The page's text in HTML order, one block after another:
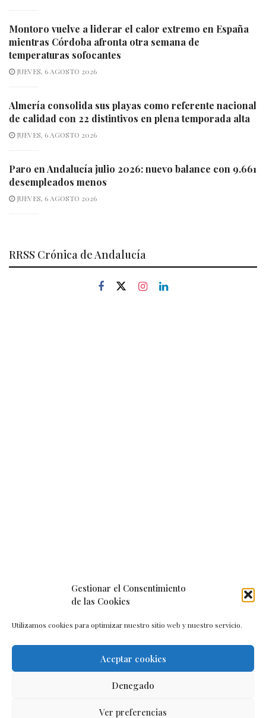
Gestionar el Consentimiento
de las Cookies
Utilizamos cookies para optimizar nuestro sitio web y nuestro servicio.
Aceptar cookies
Denegado
Ver preferencias
Montoro vuelve a liderar el calor extremo en España
mientras Córdoba afronta otra semana de
temperaturas sofocantes
JUEVES, 6 AGOSTO 2026
Almería consolida sus playas como referente nacional
de calidad con 22 distintivos en plena temporada alta
JUEVES, 6 AGOSTO 2026
Paro en Andalucía julio 2026: nuevo balance con 9.661
desempleados menos
JUEVES, 6 AGOSTO 2026
RRSS Crónica de Andalucía
Política de cookies